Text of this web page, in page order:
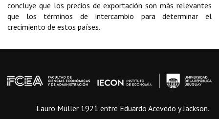
concluye que los precios de exportación son más relevantes
que los términos de intercambio para determinar el
crecimiento de estos países.
Lauro Müller 1921 entre Eduardo Acevedo y Jackson.